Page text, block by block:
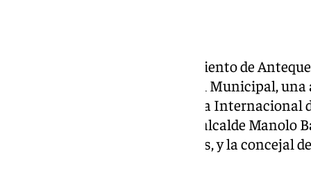
El Salón de Plenos del Ayuntamiento de
nueva edición del Pleno Infantil Municipal,
de Educación con motivo del Día Internacional
acto ha estado presidido por el alcalde Manolo
concejal de Educación, Sara Ríos, y la concejal